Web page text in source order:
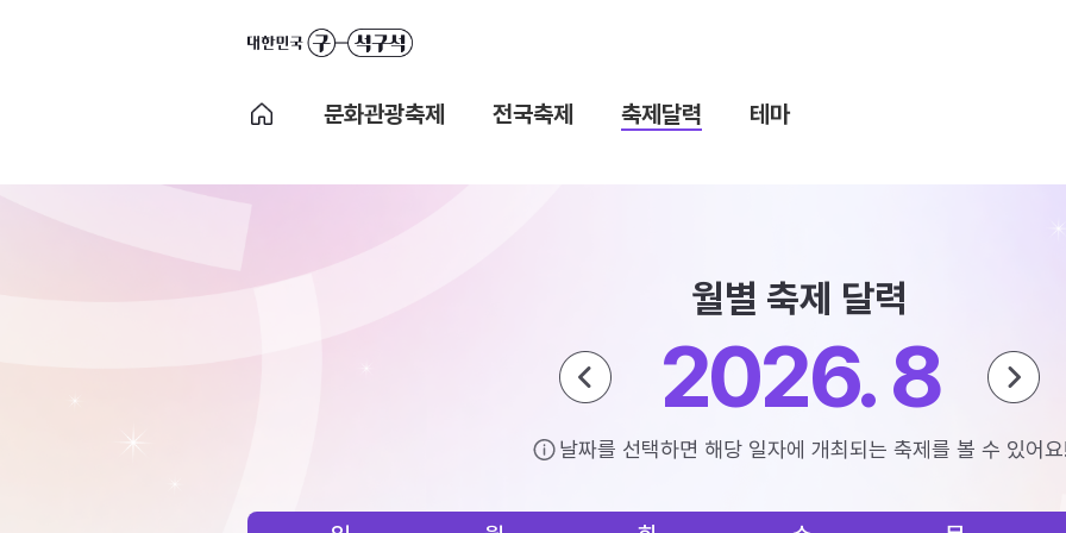
문화관광축제 전국축제 축제달력 테마
월별 축제 달력
2026. 8
날짜를 선택하면 해당 일자에 개최되는 축제를 볼 수 있어